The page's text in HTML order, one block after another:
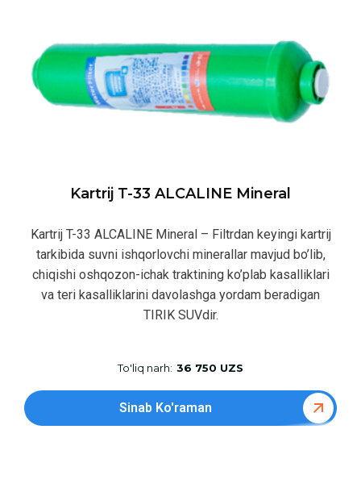
Kartrij T-33 ALCALINE Mineral
Kartrij T-33 ALCALINE Mineral – Filtrdan keyingi kartrij
tarkibida suvni ishqorlovchi minerallar mavjud bo’lib,
chiqishi oshqozon-ichak traktining ko’plab kasalliklari
va teri kasalliklarini davolashga yordam beradigan
TIRIK SUVdir.
To'liq narh: 36 750 UZS
Sinab Ko'raman